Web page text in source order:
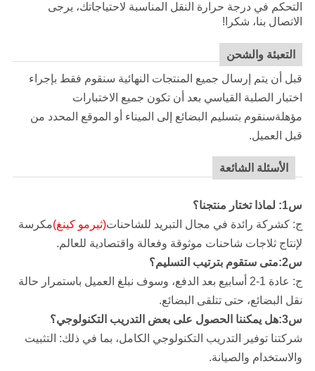
التحكم في درجة حرارة النقل المناسبة لاحتياجاتك، يرجى
الاتصال بنا، شكرا!
التعبئة والشحن
قبل أن يتم إرسال جميع المنتجات النهائية سنقوم فقط بإجراء
اختبار الصلبة القياسي بعد أن تكون جميع الاختبارات
مؤهلةسنقوم بتسليم البضائع إلى الميناء أو الموقع المحدد من
قبل العميل.
الأسئلة الشائعة
س1: لماذا تختار منتجنا؟
ج: كشركة رائدة في مجال التبريد للشاحنات(ثيرمو كينغ)مكرسة
لإنتاج ثلاجات شاحنات موثوقة وفعالة واقتصادية للعالم.
س2:متى ستقوم بترتيب التسليم؟
ج: عادة 1-2 أسابيع بعد الدفع، وسوف نبلغ العميل باستمرار حالة
نقل البضائع، حتى تتلقى البضائع.
س3:هل يمكننا الحصول على بعض التدريب التكنولوجي؟
شركتنا توفير التدريب التكنولوجي الكامل، بما في ذلك: التثبيت
والاستخدام والصيانة.